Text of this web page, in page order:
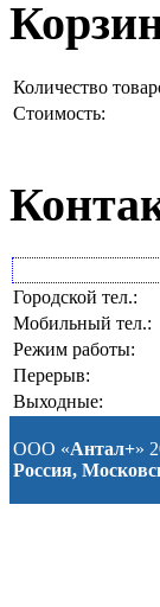
Количество
Стоимость:
Городской тел.:
Мобильный тел.:
Режим работы:
Перерыв:
Выходные:
ООО «Антал+»
Россия,